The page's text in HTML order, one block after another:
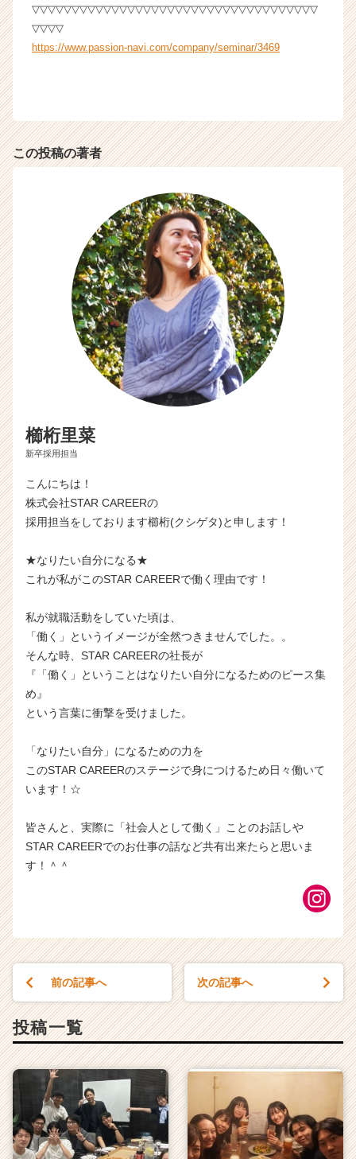
▽▽▽▽▽▽▽▽▽▽▽▽▽▽▽▽▽▽▽▽▽▽▽▽▽▽▽▽▽▽▽▽▽▽▽▽
▽▽▽▽
https://www.passion-navi.com/company/seminar/3469
この投稿の著者
櫛桁里菜
新卒採用担当
こんにちは！
株式会社STAR CAREERの
採用担当をしております櫛桁(クシゲタ)と申します！
★なりたい自分になる★
これが私がこのSTAR CAREERで働く理由です！
私が就職活動をしていた頃は、
「働く」というイメージが全然つきませんでした。。
そんな時、STAR CAREERの社長が
『「働く」ということはなりたい自分になるためのピース集
め』
という言葉に衝撃を受けました。
「なりたい自分」になるための力を
このSTAR CAREERのステージで身につけるため日々働いて
います！☆
皆さんと、実際に「社会人として働く」ことのお話しや
STAR CAREERでのお仕事の話など共有出来たらと思いま
す！＾＾
前の記事へ 次の記事へ
投稿一覧